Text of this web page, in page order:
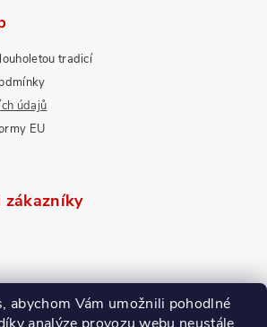
tradicí
údajů
EU
zákazníky
abychom Vám umožnili pohodlné